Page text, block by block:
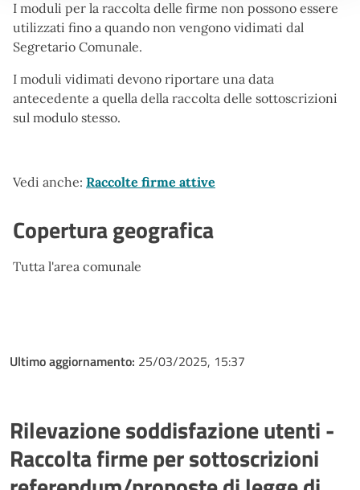
I moduli per la raccolta delle firme non possono essere
utilizzati fino a quando non vengono vidimati dal
Segretario Comunale.
I moduli vidimati devono riportare una data
antecedente a quella della raccolta delle sottoscrizioni
sul modulo stesso.
Vedi anche: Raccolte firme attive
Copertura geografica
Tutta l'area comunale
Ultimo aggiornamento: 25/03/2025, 15:37
Rilevazione soddisfazione utenti -
Raccolta firme per sottoscrizioni